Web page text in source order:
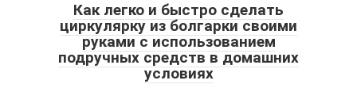
Как легко и быстро сделать
циркулярку из болгарки своими
руками с использованием
подручных средств в домашних
условиях